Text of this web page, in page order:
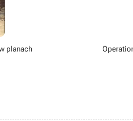
planach